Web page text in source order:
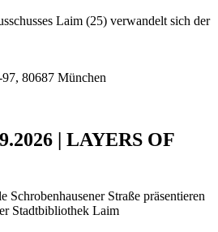
Laim (25) verwandelt sich der
80687 München
| LAYERS OF
Schrobenhausener Straße präsentieren
Stadtbibliothek Laim